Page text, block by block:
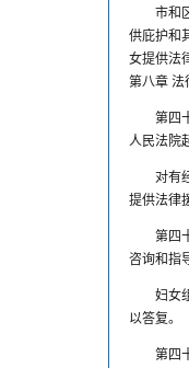
市和
供庇护和
女提供法
第八章 法
第四
人民法院
对有
提供法律
第四
咨询和指
妇女
以答复。
第四